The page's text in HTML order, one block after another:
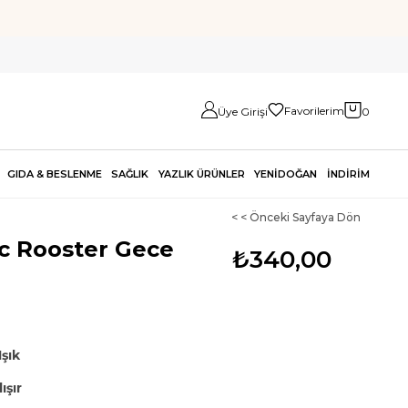
Üye Girişi Favorilerim 0
GIDA & BESLENME SAĞLIK YAZLIK ÜRÜNLER YENİDOĞAN İNDİRİM
< < Önceki Sayfaya Dön
₺340,00
Rooster Gece